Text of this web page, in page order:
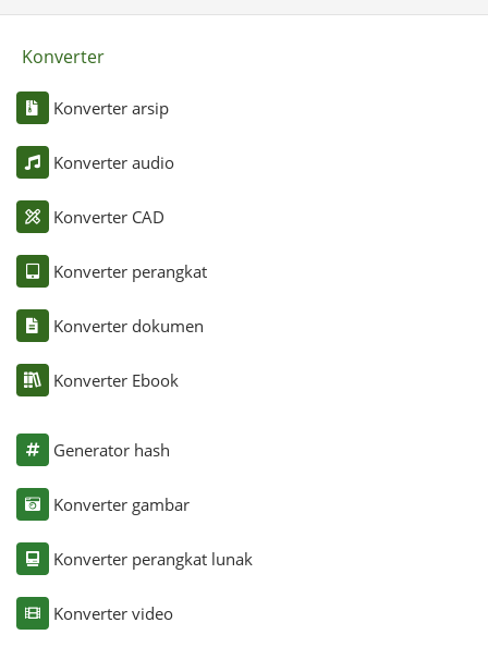
Konverter
Konverter arsip
Konverter audio
Konverter CAD
Konverter perangkat
Konverter dokumen
Konverter Ebook
Generator hash
Konverter gambar
Konverter perangkat lunak
Konverter video